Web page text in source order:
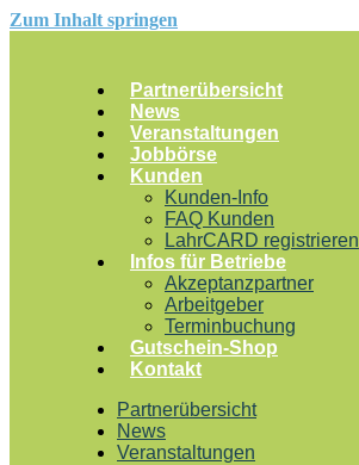
Zum Inhalt springen
Partnerübersicht
News
Veranstaltungen
Jobbörse
Kunden
Kunden-Info
FAQ Kunden
LahrCARD registrieren
Infos für Betriebe
Akzeptanzpartner
Arbeitgeber
Terminbuchung
Gutschein-Shop
Kontakt
Partnerübersicht
News
Veranstaltungen